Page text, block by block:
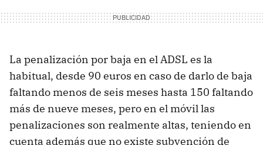
La penalización por baja en elADSL es la
habitual, desde 90 euros en caso de darlo de baja
faltando menos de seis meses hasta 150 faltando
más de nueve meses, pero en el móvil las
penalizaciones son realmente altas, teniendo en
cuenta además que no existe subvención de